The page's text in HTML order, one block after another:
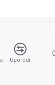
Uporedi